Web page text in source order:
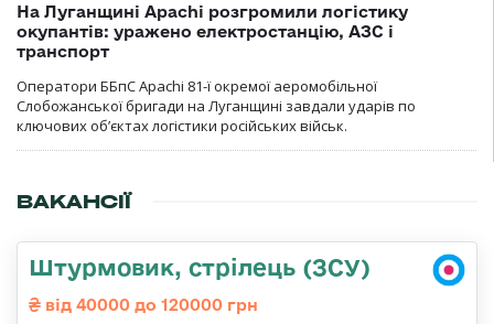
На Луганщині Apachi розгромили логістику
окупантів: уражено електростанцію, АЗС і
транспорт
Оператори ББпС Apachi 81-ї окремої аеромобільної
Слобожанської бригади на Луганщині завдали ударів по
ключових об’єктах логістики російських військ.
ВАКАНСІЇ
Штурмовик, стрілець (ЗСУ)
від 40000 до 120000 грн